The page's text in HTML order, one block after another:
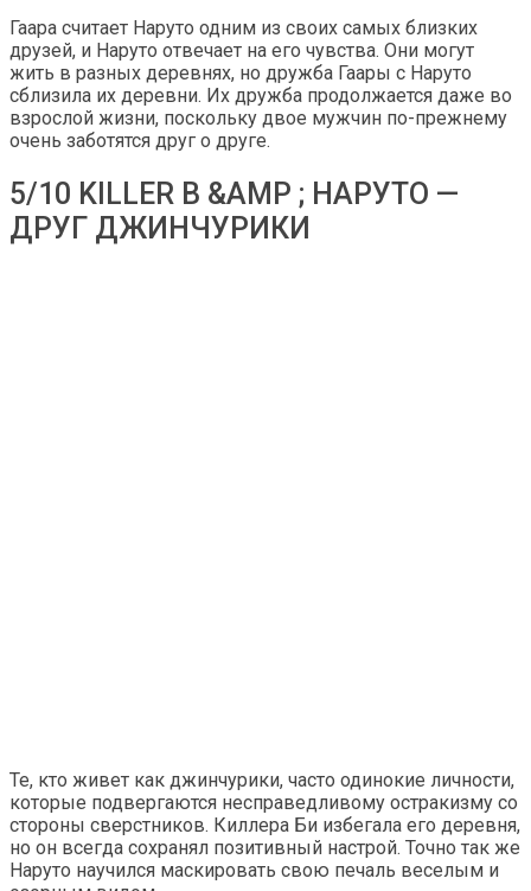
Гаара считает Наруто одним из своих самых близких
друзей, и Наруто отвечает на его чувства. Они могут
жить в разных деревнях, но дружба Гаары с Наруто
сблизила их деревни. Их дружба продолжается даже во
взрослой жизни, поскольку двое мужчин по-прежнему
очень заботятся друг о друге.
5/10 KILLER B &AMP ; НАРУТО —
ДРУГ ДЖИНЧУРИКИ
Те, кто живет как джинчурики, часто одинокие личности,
которые подвергаются несправедливому остракизму со
стороны сверстников. Киллера Би избегала его деревня,
но он всегда сохранял позитивный настрой. Точно так же
Наруто научился маскировать свою печаль веселым и